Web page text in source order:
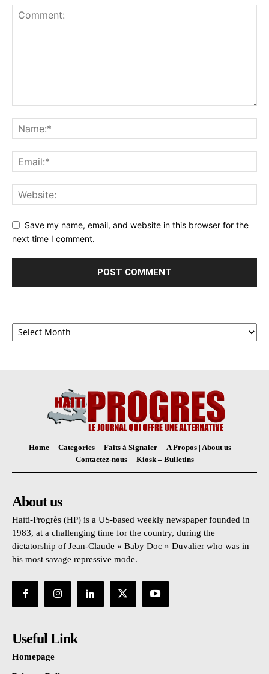
Save my name, email, and website in this browser for the
next time I comment.
Archives
Home Categories Faits à Signaler
A Propos | About us
Contactez-nous
Kiosk – Bulletins
About us
Haïti-Progrès (HP) is a US-based weekly newspaper founded in
1983, at a challenging time for the country, during the
dictatorship of Jean-Claude « Baby Doc » Duvalier who was in
his most savage repressive mode.
Useful Link
Homepage